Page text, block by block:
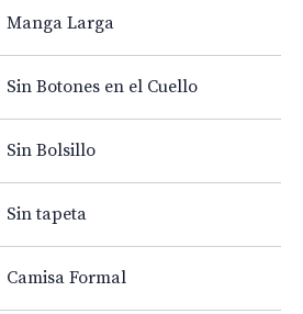
Manga Larga
Sin Botones en el Cuello
Sin Bolsillo
Sin tapeta
Camisa Formal